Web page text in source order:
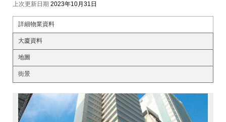
上次更新日期 2023年10月31日
詳細物業資料
大廈資料
地圖
街景